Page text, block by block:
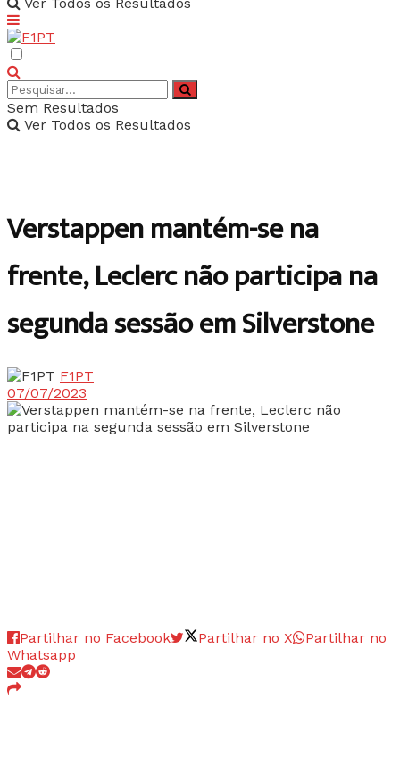
Sem Resultados
Ver Todos os Resultados
Verstappen mantém-se na
frente, Leclerc não participa na
segunda sessão em Silverstone
F1PT
07/07/2023
Partilhar no Facebook Partilhar no X
Partilhar no
Whatsapp